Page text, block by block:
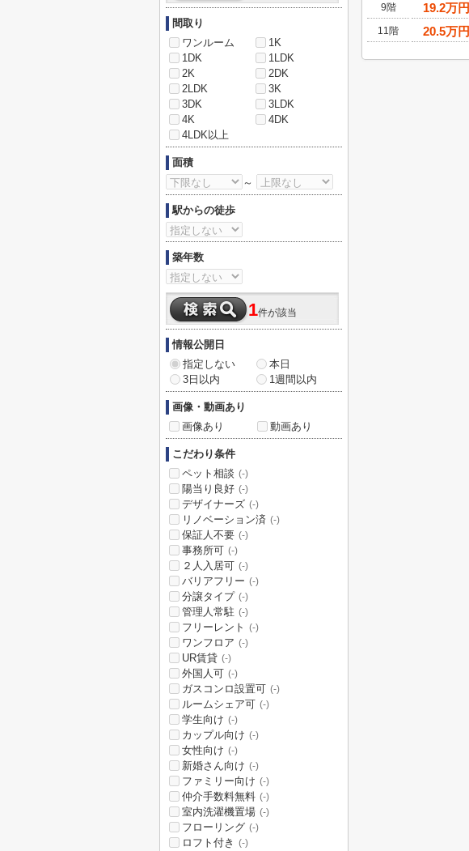
9階
19.2万円
11階
20.5万円
間取り
ワンルーム
1K
1DK
1LDK
2K
2DK
2LDK
3K
3DK
3LDK
4K
4DK
4LDK以上
面積
～
駅からの徒歩
築年数
1件が該当
情報公開日
指定しない
本日
3日以内
1週間以内
画像・動画あり
画像あり
動画あり
こだわり条件
ペット相談 (-)
陽当り良好 (-)
デザイナーズ (-)
リノベーション済 (-)
保証人不要 (-)
事務所可 (-)
２人入居可 (-)
バリアフリー (-)
分譲タイプ (-)
管理人常駐 (-)
フリーレント (-)
ワンフロア (-)
UR賃貸 (-)
外国人可 (-)
ガスコンロ設置可 (-)
ルームシェア可 (-)
学生向け (-)
カップル向け (-)
女性向け (-)
新婚さん向け (-)
ファミリー向け (-)
仲介手数料無料 (-)
室内洗濯機置場 (-)
フローリング (-)
ロフト付き (-)